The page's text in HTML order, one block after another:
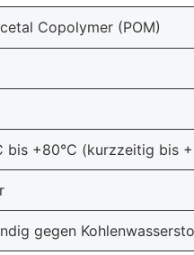
Copolymer (POM)
bis +80°C (kurzzeitig bis
gegen